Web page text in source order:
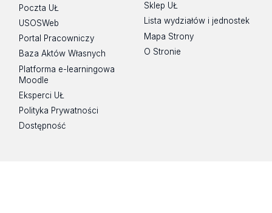
Poczta UŁ
USOSWeb
Portal Pracowniczy
Baza Aktów Własnych
Platforma e-learningowa
Moodle
Eksperci UŁ
Polityka Prywatności
Dostępność
Sklep UŁ
Lista wydziałów i jednostek
Mapa Strony
O Stronie